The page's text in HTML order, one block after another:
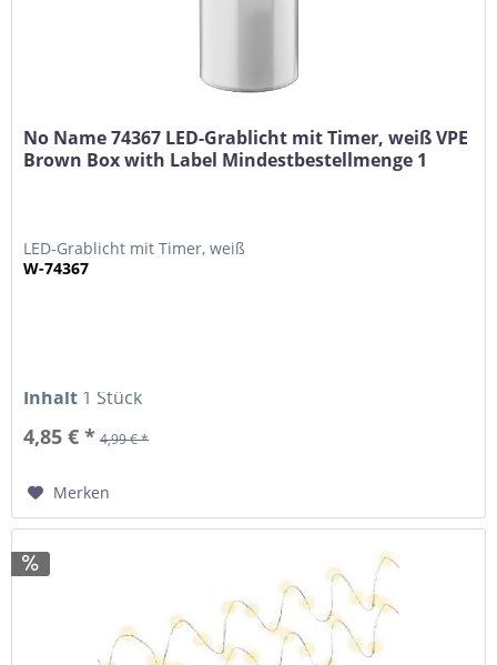
No Name 74367 LED-Grablicht mit Timer, weiß VPE
Brown Box with Label Mindestbestellmenge 1
LED-Grablicht mit Timer, weiß
W-74367
Inhalt 1 Stück
4,85 € * 4,99 € *
Merken